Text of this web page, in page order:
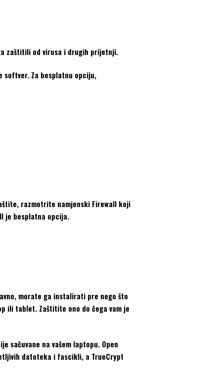
zaštitili od virusa i drugih prijetnji.
softver. Za besplatnu opciju,
razmotrite namjenski Firewall koji
je besplatna opcija.
morate ga instalirati pre nego što
ili tablet. Zaštitite ono do čega vam je
sačuvane na vašem laptopu. Open
datoteka i fascikli, a TrueCrypt